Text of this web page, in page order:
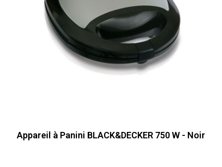
Appareil à Panini BLACK&DECKER 750 W - Noir